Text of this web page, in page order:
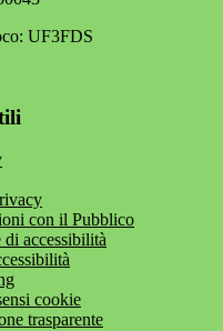
UF3FDS
con il Pubblico
accessibilità
cookie
trasparente